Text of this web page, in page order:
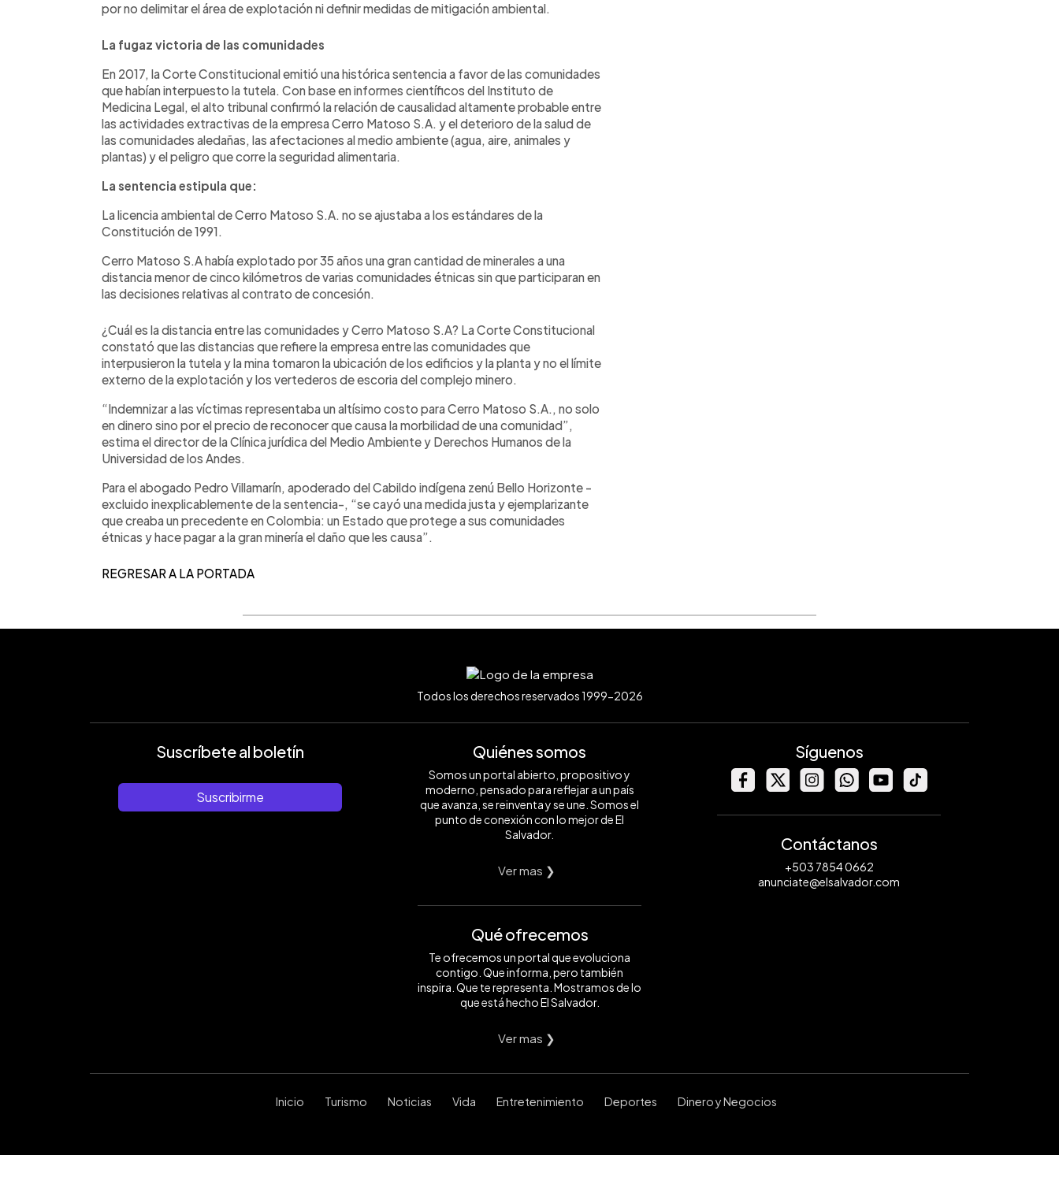
por no delimitar el área de explotación ni definir medidas de mitigación ambiental.
La fugaz victoria de las comunidades
En 2017, la Corte Constitucional emitió una histórica sentencia a favor de las comunidades
que habían interpuesto la tutela. Con base en informes científicos del Instituto de
Medicina Legal, el alto tribunal confirmó la relación de causalidad altamente probable entre
las actividades extractivas de la empresa Cerro Matoso S.A. y el deterioro de la salud de
las comunidades aledañas, las afectaciones al medio ambiente (agua, aire, animales y
plantas) y el peligro que corre la seguridad alimentaria.
La sentencia estipula que:
La licencia ambiental de Cerro Matoso S.A. no se ajustaba a los estándares de la
Constitución de 1991.
Cerro Matoso S.A había explotado por 35 años una gran cantidad de minerales a una
distancia menor de cinco kilómetros de varias comunidades étnicas sin que participaran en
las decisiones relativas al contrato de concesión.
¿Cuál es la distancia entre las comunidades y Cerro Matoso S.A? La Corte Constitucional
constató que las distancias que refiere la empresa entre las comunidades que
interpusieron la tutela y la mina tomaron la ubicación de los edificios y la planta y no el límite
externo de la explotación y los vertederos de escoria del complejo minero.
“Indemnizar a las víctimas representaba un altísimo costo para Cerro Matoso S.A., no solo
en dinero sino por el precio de reconocer que causa la morbilidad de una comunidad”,
estima el director de la Clínica jurídica del Medio Ambiente y Derechos Humanos de la
Universidad de los Andes.
Para el abogado Pedro Villamarín, apoderado del Cabildo indígena zenú Bello Horizonte -
excluido inexplicablemente de la sentencia-, “se cayó una medida justa y ejemplarizante
que creaba un precedente en Colombia: un Estado que protege a sus comunidades
étnicas y hace pagar a la gran minería el daño que les causa”.
REGRESAR A LA PORTADA
Todos los derechos reservados 1999-2026
Suscríbete al boletín
Suscribirme
Quiénes somos
Somos un portal abierto, propositivo y
moderno, pensado para reflejar a un país
que avanza, se reinventa y se une. Somos el
punto de conexión con lo mejor de El
Salvador.
Ver mas ❯
Qué ofrecemos
Te ofrecemos un portal que evoluciona
contigo. Que informa, pero también
inspira. Que te representa. Mostramos de lo
que está hecho El Salvador.
Ver mas ❯
Síguenos
Contáctanos
+503 7854 0662
anunciate@elsalvador.com
Inicio Turismo Noticias Vida Entretenimiento Deportes Dinero y Negocios